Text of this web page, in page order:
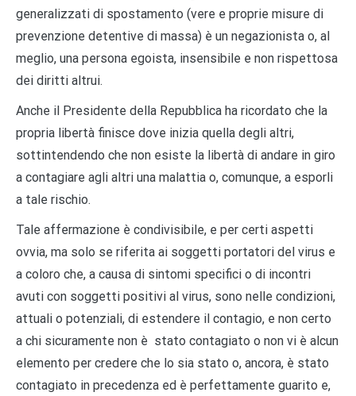
generalizzati di spostamento (vere e proprie misure di
prevenzione detentive di massa) è un negazionista o, al
meglio, una persona egoista, insensibile e non rispettosa
dei diritti altrui.
Anche il Presidente della Repubblica ha ricordato che la
propria libertà finisce dove inizia quella degli altri,
sottintendendo che non esiste la libertà di andare in giro
a contagiare agli altri una malattia o, comunque, a esporli
a tale rischio.
Tale affermazione è condivisibile, e per certi aspetti
ovvia, ma solo se riferita ai soggetti portatori del virus e
a coloro che, a causa di sintomi specifici o di incontri
avuti con soggetti positivi al virus, sono nelle condizioni,
attuali o potenziali, di estendere il contagio, e non certo
a chi sicuramente non è stato contagiato o non vi è alcun
elemento per credere che lo sia stato o, ancora, è stato
contagiato in precedenza ed è perfettamente guarito e,